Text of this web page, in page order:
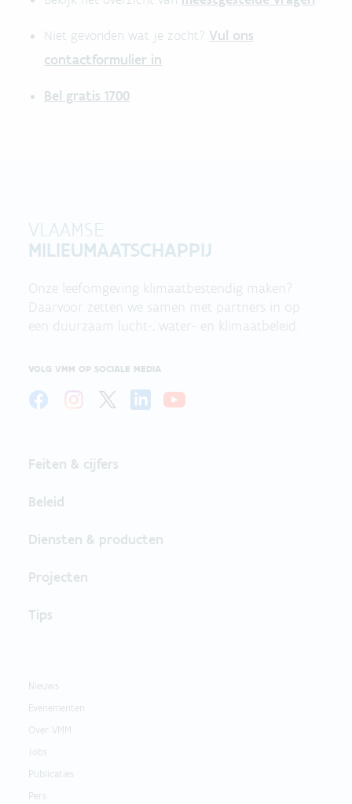
Niet gevonden wat je zocht? Vul ons
contactformulier in.
Bel gratis 1700
VLAAMSE
MILIEUMAATSCHAPPIJ
Onze leefomgeving klimaatbestendig maken?
Daarvoor zetten we samen met partners in op
een duurzaam lucht-, water- en klimaatbeleid.
VOLG VMM OP SOCIALE MEDIA
Feiten & cijfers
Beleid
Diensten & producten
Projecten
Tips
Nieuws
Evenementen
Over VMM
Jobs
Publicaties
Pers